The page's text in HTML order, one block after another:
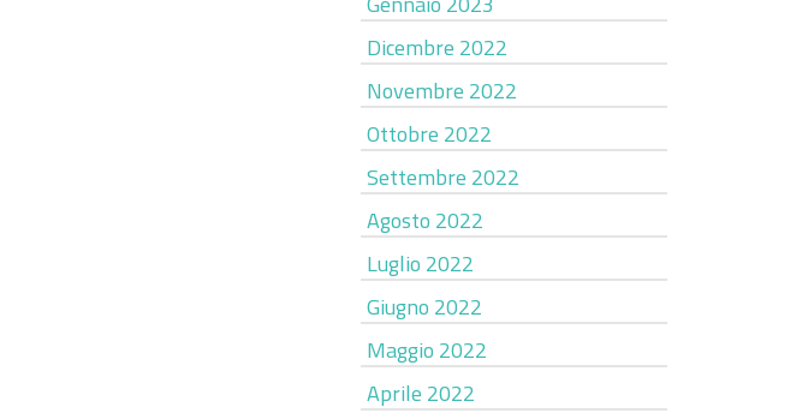
Dicembre 2022
Novembre 2022
Ottobre 2022
Settembre 2022
Agosto 2022
Luglio 2022
Giugno 2022
Maggio 2022
Aprile 2022